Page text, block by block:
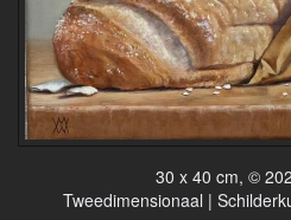
30 x 40 cm, ©
Tweedimensionaal |